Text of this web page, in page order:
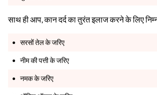
साथ ही आप, कान दर्द का तुरंत इलाज करने के लिए
सरसों तेल के जरिए
नीम की पत्ती के जरिए
नमक के जरिए